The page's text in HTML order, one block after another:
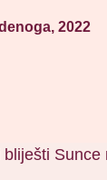
2022
Sunce